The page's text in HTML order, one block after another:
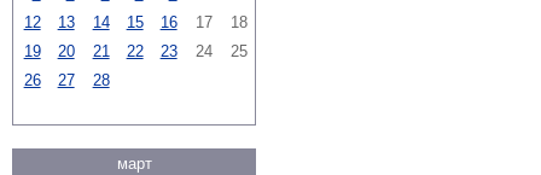
12
13 14 15 16 17
18
19
20 21 22 23 24
25
26
27 28
март